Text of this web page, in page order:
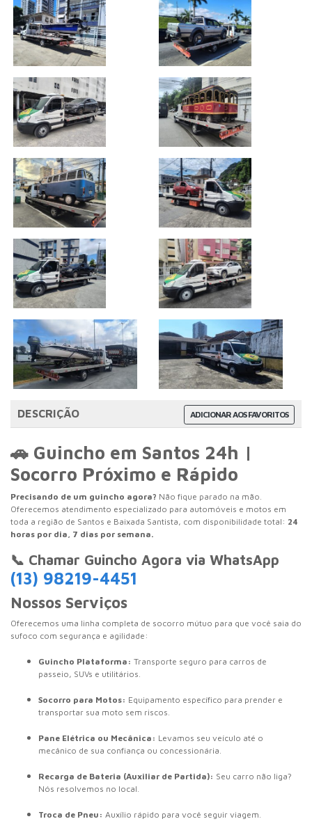
ADICIONAR AOS FAVORITOS
DESCRIÇÃO
🚗 Guincho em Santos 24h |
Socorro Próximo e Rápido
Precisando de um guincho agora? Não fique parado na mão.
Oferecemos atendimento especializado para automóveis e motos em
toda a região de Santos e Baixada Santista, com disponibilidade total: 24
horas por dia, 7 dias por semana.
📞 Chamar Guincho Agora via WhatsApp
(13) 98219-4451
Nossos Serviços
Oferecemos uma linha completa de socorro mútuo para que você saia do
sufoco com segurança e agilidade:
Guincho Plataforma: Transporte seguro para carros de
passeio, SUVs e utilitários.
Socorro para Motos: Equipamento específico para prender e
transportar sua moto sem riscos.
Pane Elétrica ou Mecânica: Levamos seu veículo até o
mecânico de sua confiança ou concessionária.
Recarga de Bateria (Auxiliar de Partida): Seu carro não liga?
Nós resolvemos no local.
Troca de Pneu: Auxílio rápido para você seguir viagem.